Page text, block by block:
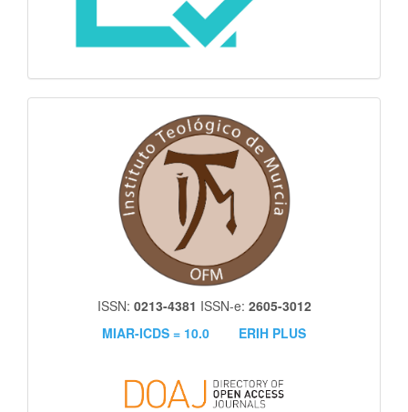
ISSN: 0213-4381 ISSN-e: 2605-3012
MIAR-ICDS = 10.0
ERIH PLUS